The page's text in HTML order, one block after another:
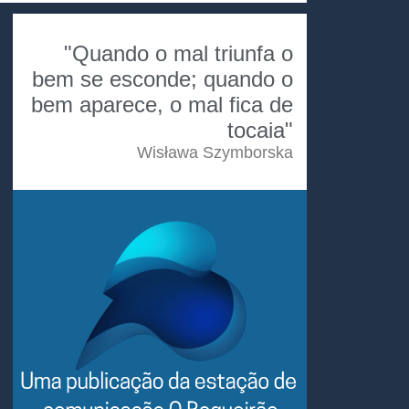
"Quando o mal triunfa o
bem se esconde; quando o
bem aparece, o mal fica de
tocaia"
Wisława Szymborska